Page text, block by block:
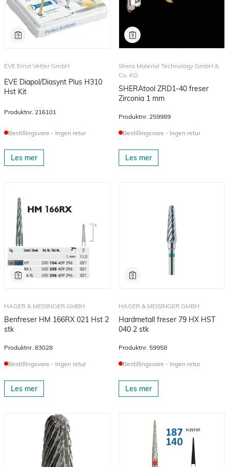
EVE Ernst Vetter GmbH
EVE Diapol/Diasynt Plus H310
Hst Kit
Produktnr. 216101
Bestillingsvare - Ingen retur
Les mer
Shera Material Technology GmbH &
Co. KG
SHERAtool ZRD1-40 freser
Zirconia 1 mm
Produktnr. 259989
Bestillingsvare - Ingen retur
Les mer
HAGER & MEISINGER GMBH
Benfreser HM 166RX 021 Hst 2
stk
Produktnr. 83028
Bestillingsvare - Ingen retur
Les mer
HAGER & MEISINGER GMBH
Hardmetall freser 79 HX HST
040 2 stk
Produktnr. 59958
Bestillingsvare - Ingen retur
Les mer